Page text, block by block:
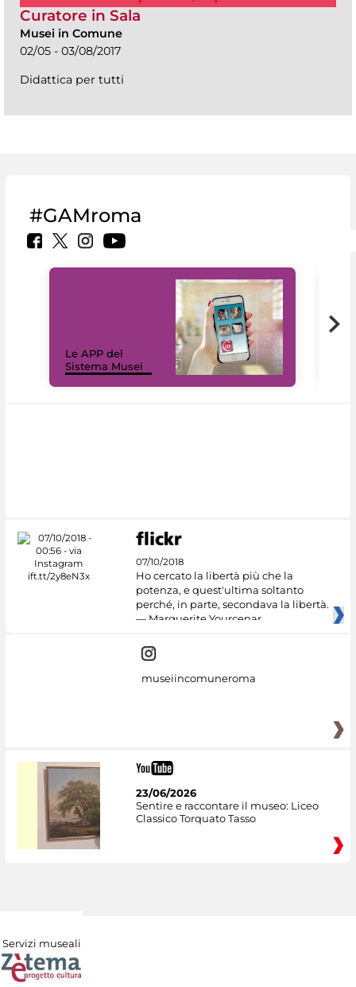
Curatore in Sala
Musei in Comune
02/05 - 03/08/2017
Didattica per tutti
#GAMroma
Le APP del
Sistema Musei
07/10/2018
Ho cercato la libertà più che la
potenza, e quest'ultima soltanto
perché, in parte, secondava la libertà.
— Marguerite Yourcenar
museiincomuneroma
23/06/2026
Sentire e raccontare il museo: Liceo
Classico Torquato Tasso
Servizi museali